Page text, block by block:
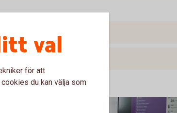
val
för att
du kan välja som